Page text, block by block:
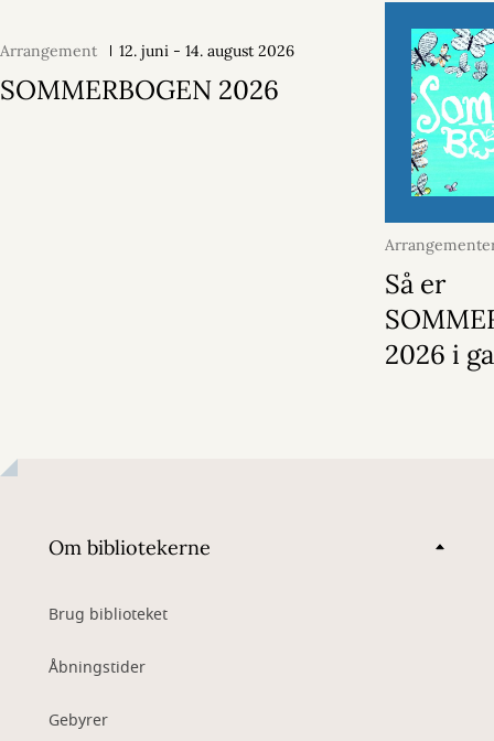
Arrangement 12. juni - 14. august 2026
SOMMERBOGEN 2026
juni 2026
Så er
2026 i
Om bibliotekerne
Brug biblioteket
Åbningstider
Gebyrer